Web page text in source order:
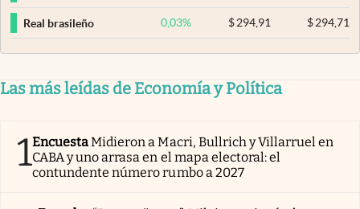
Real brasileño 0,03% $294,91 $294,71
Las más leídas de Economía y Política
1EncuestaMidieron a Macri, Bullrich y Villarruel en
CABA y uno arrasa en el mapa electoral: el
contundente número rumbo a 2027